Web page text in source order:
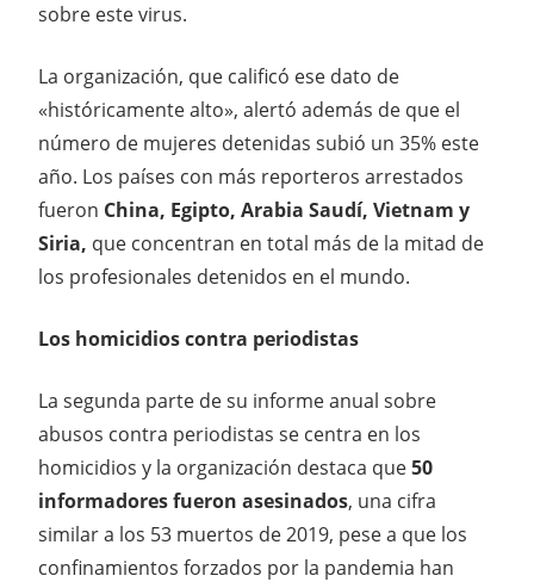
sobre este virus.
La organización, que calificó ese dato de
«históricamente alto», alertó además de que el
número de mujeres detenidas subió un 35% este
año. Los países con más reporteros arrestados
fueron China, Egipto, Arabia Saudí, Vietnam y
Siria, que concentran en total más de la mitad de
los profesionales detenidos en el mundo.
Los homicidios contra periodistas
La segunda parte de su informe anual sobre
abusos contra periodistas se centra en los
homicidios y la organización destaca que50
informadores fueron asesinados, una cifra
similar a los 53 muertos de 2019, pese a que los
confinamientos forzados por la pandemia han